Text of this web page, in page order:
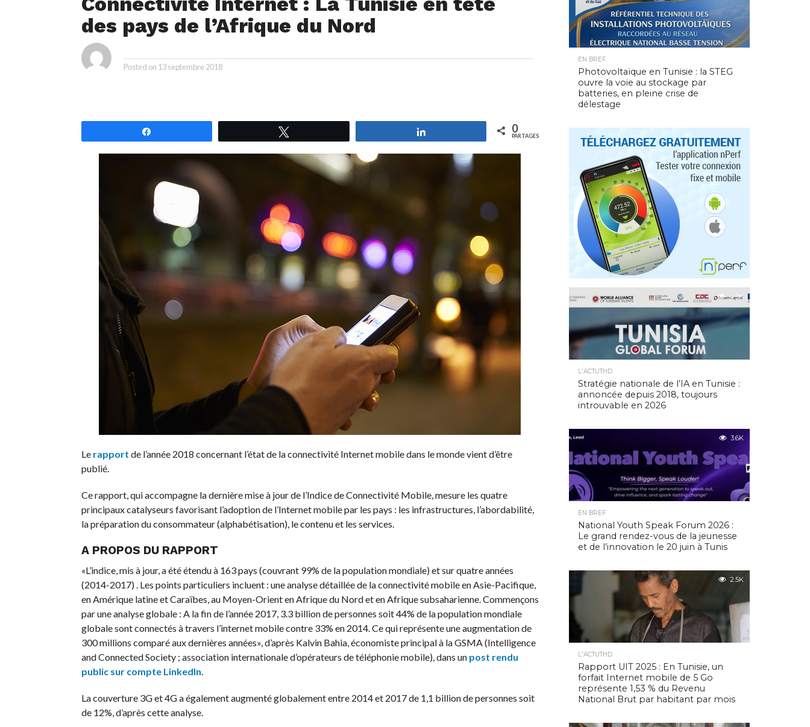
des pays de l’Afrique du Nord
Posted on 13 septembre 2018
0
PARTAGES
Le rapport de l’année 2018 concernant l’état de la connectivité Internet mobile dans le monde vient d’être
publié.
Ce rapport, qui accompagne la dernière mise à jour de l’Indice de Connectivité Mobile, mesure les quatre
principaux catalyseurs favorisant l’adoption de l’Internet mobile par les pays : les infrastructures, l’abordabilité,
la préparation du consommateur (alphabétisation), le contenu et les services.
A PROPOS DU RAPPORT
«L’indice, mis à jour, a été étendu à 163 pays (couvrant 99% de la population mondiale) et sur quatre années
(2014-2017) . Les points particuliers incluent : une analyse détaillée de la connectivité mobile en Asie-Pacifique,
en Amérique latine et Caraïbes, au Moyen-Orient en Afrique du Nord et en Afrique subsaharienne. Commençons
par une analyse globale : A la fin de l’année 2017, 3.3 billion de personnes soit 44% de la population mondiale
globale sont connectés à travers l’internet mobile contre 33% en 2014. Ce qui représente une augmentation de
300 millions comparé aux dernières années», d’après Kalvin Bahia, économiste principal à la GSMA (Intelligence
and Connected Society ; association internationale d’opérateurs de téléphonie mobile), dans un post rendu
public sur compte LinkedIn.
La couverture 3G et 4G a également augmenté globalement entre 2014 et 2017 de 1,1 billion de personnes soit
de 12%, d’après cette analyse.
EN BREF
Photovoltaïque en Tunisie : la STEG
ouvre la voie au stockage par
batteries, en pleine crise de
délestage
4.9K
L'ACTUTHD
Stratégie nationale de l’IA en Tunisie :
annoncée depuis 2018, toujours
introuvable en 2026
3.6K
EN BREF
National Youth Speak Forum 2026 :
Le grand rendez-vous de la jeunesse
et de l’innovation le 20 juin à Tunis
2.5K
L'ACTUTHD
Rapport UIT 2025 : En Tunisie, un
forfait Internet mobile de 5 Go
représente 1,53 % du Revenu
National Brut par habitant par mois